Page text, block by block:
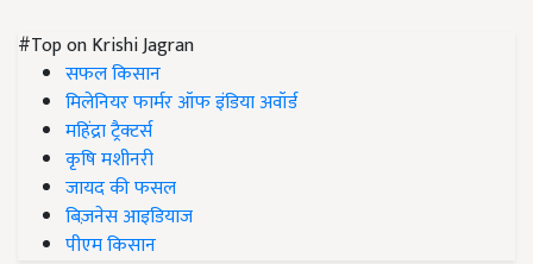
#Top on Krishi Jagran
सफल किसान
मिलेनियर फार्मर ऑफ इंडिया अवॉर्ड
महिंद्रा ट्रैक्टर्स
कृषि मशीनरी
जायद की फसल
बिज़नेस आइडियाज
पीएम किसान